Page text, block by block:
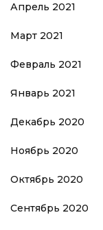
Апрель 2021
Март 2021
Февраль 2021
Январь 2021
Декабрь 2020
Ноябрь 2020
Октябрь 2020
Сентябрь 2020